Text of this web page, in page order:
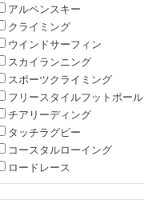
アルペンスキー
クライミング
ウインドサーフィン
スカイランニング
スポーツクライミング
フリースタイルフットボール
チアリーディング
タッチラグビー
コースタルローイング
ロードレース